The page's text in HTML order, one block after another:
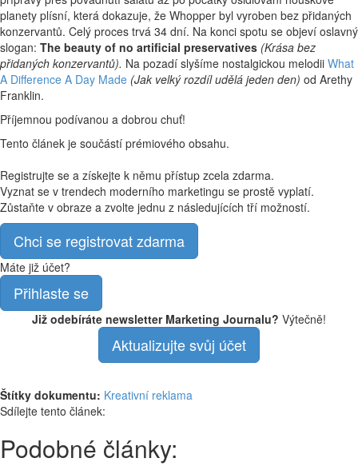
planety plísní, která dokazuje, že Whopper byl vyroben bez přidaných
konzervantů. Celý proces trvá 34 dní. Na konci spotu se objeví oslavný
slogan: The beauty of no artificial preservatives (Krása bez
přidaných konzervantů). Na pozadí slyšíme nostalgickou melodii What
A Difference A Day Made (Jak velký rozdíl udělá jeden den) od Arethy
Franklin.
Příjemnou podívanou a dobrou chuť!
Tento článek je součástí prémiového obsahu.
Registrujte se a získejte k němu přístup zcela zdarma.
Vyznat se v trendech moderního marketingu se prostě vyplatí.
Zůstaňte v obraze a zvolte jednu z následujících tří možností.
Chci se registrovat zdarma
Máte již účet?
Přihlaste se
Již odebíráte newsletter Marketing Journalu? Výtečně!
Aktualizujte svůj účet
Štítky dokumentu: Kreativní reklama
Sdílejte tento článek:
Podobné články: